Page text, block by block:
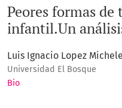
Peores formas
infantil.Un
Luis Ignacio Lopez
Universidad El Bosque
Bio